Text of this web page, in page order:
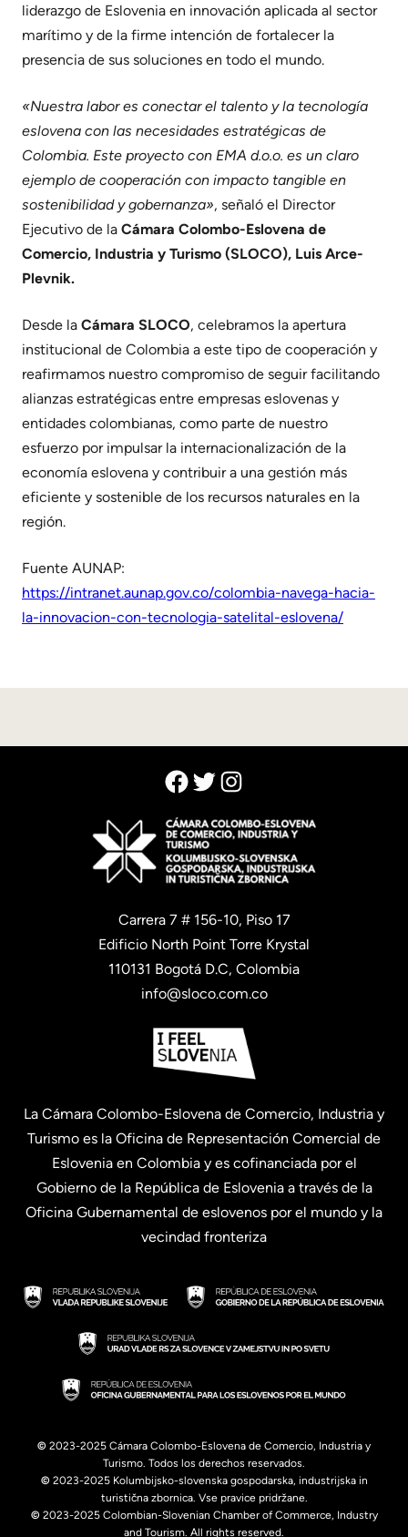
liderazgo de Eslovenia en innovación aplicada al sector
marítimo y de la firme intención de fortalecer la
presencia de sus soluciones en todo el mundo.
«Nuestra labor es conectar el talento y la tecnología
eslovena con las necesidades estratégicas de
Colombia. Este proyecto con EMA d.o.o. es un claro
ejemplo de cooperación con impacto tangible en
sostenibilidad y gobernanza», señaló el Director
Ejecutivo de la Cámara Colombo-Eslovena de
Comercio, Industria y Turismo (SLOCO), Luis Arce-
Plevnik.
Desde la Cámara SLOCO, celebramos la apertura
institucional de Colombia a este tipo de cooperación y
reafirmamos nuestro compromiso de seguir facilitando
alianzas estratégicas entre empresas eslovenas y
entidades colombianas, como parte de nuestro
esfuerzo por impulsar la internacionalización de la
economía eslovena y contribuir a una gestión más
eficiente y sostenible de los recursos naturales en la
región.
Fuente AUNAP:
https://intranet.aunap.gov.co/colombia-navega-hacia-
la-innovacion-con-tecnologia-satelital-eslovena/
Facebook
TwitterInstagram
Carrera 7 # 156-10, Piso 17
Edificio North Point Torre Krystal
110131 Bogotá D.C, Colombia
info@sloco.com.co
La Cámara Colombo-Eslovena de Comercio, Industria y
Turismo es la Oficina de Representación Comercial de
Eslovenia en Colombia y es cofinanciada por el
Gobierno de la República de Eslovenia a través de la
Oficina Gubernamental de eslovenos por el mundo y la
vecindad fronteriza
© 2023-2025 Cámara Colombo-Eslovena de Comercio, Industria y
Turismo. Todos los derechos reservados.
© 2023-2025 Kolumbijsko-slovenska gospodarska, industrijska in
turistična zbornica. Vse pravice pridržane.
© 2023-2025 Colombian-Slovenian Chamber of Commerce, Industry
and Tourism. All rights reserved.